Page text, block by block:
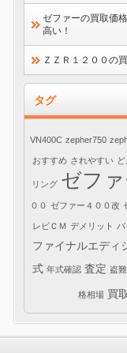
ゼファーの買取価
高い！
ＺＺＲ１２００の
タグ
VN400C zepher750
おすすめ されやすい
リング ゼフ
００ ゼファー４００改
レビＣＭ デメリット
ファイナルエディ
式 年式確認 査定 盗難
格相場 買